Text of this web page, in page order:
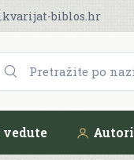
biblos.hr
Autori